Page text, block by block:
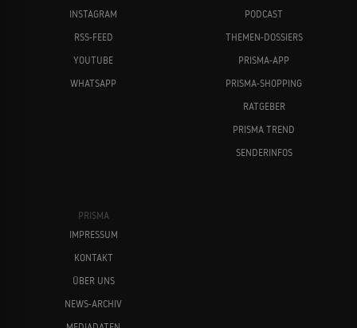
INSTAGRAM
RSS-FEED
YOUTUBE
WHATSAPP
PODCAST
THEMEN-DOSSIERS
PRISMA-APP
PRISMA-SHOPPING
RATGEBER
PRISMA TREND
SENDERINFOS
PRISMA
IMPRESSUM
KONTAKT
ÜBER UNS
NEWS-ARCHIV